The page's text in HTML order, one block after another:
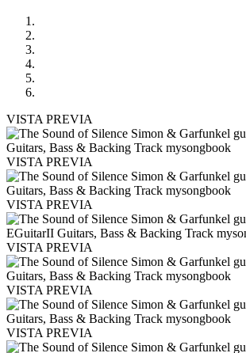
VISTA PREVIA
VISTA PREVIA
VISTA PREVIA
VISTA PREVIA
VISTA PREVIA
VISTA PREVIA